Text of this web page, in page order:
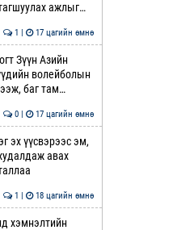
ажлыг…
1 | 17 цагийн өмнө
Зүүн Азийн
волейболын
баг там…
0 | 17 цагийн өмнө
эх үүсвэрээс эм,
авах
1 | 18 цагийн өмнө
хэмнэлтийн